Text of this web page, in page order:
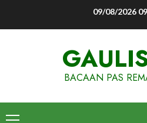
09/08/2026
BACAAN PAS